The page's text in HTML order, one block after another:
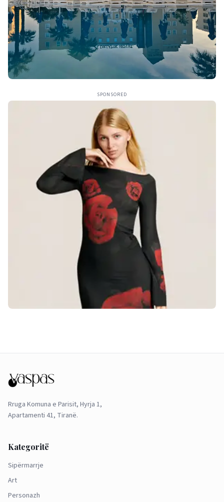
SPONSORED
Rruga Komuna e Parisit, Hyrja 1,
Apartamenti 41, Tiranë.
Kategoritë
Sipërmarrje
Art
Personazh